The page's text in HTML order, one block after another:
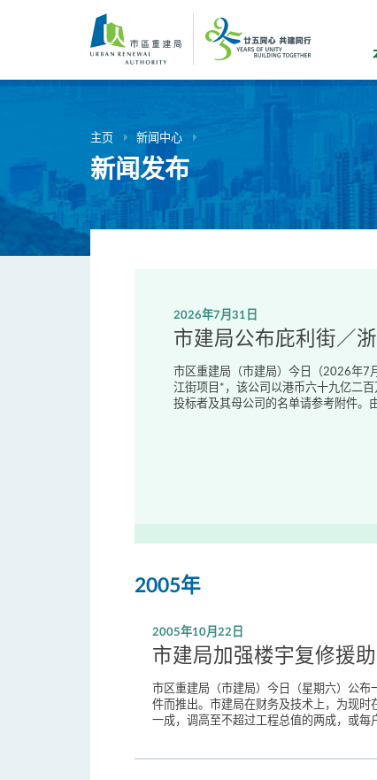
内
主页 新闻中心
新闻发布
2026年7月31日
市建局公布庇利街／
市区重建局（市建局）今日（2026年7
江街项目*，该公司以港币六十九亿二
投标者及其母公司的名单请参考附件。
2005年
2005年10月22日
市建局加强楼宇复修援助
市区重建局（市建局）今日（星期六）公
件而推出。市建局在财务及技术上，为现
一成，调高至不超过工程总值的两成，或